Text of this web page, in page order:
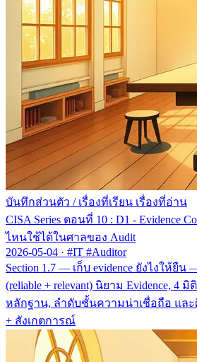
บันทึกส่วนตัว / เรื่องที่เรียน เรื่องที่อ่าน
CISA Series ตอนที่ 10 : D1 - Evidence
ไหนใช้ได้ในศาลของ Audit
2026-05-04 · #IT #Auditor
Section 1.7 — เก็บ evidence ยังไงให้ยืน
(reliable + relevant) นิยาม Evidence, 4
หลักฐาน, ลำดับชั้นความน่าเชื่อถือ แล
+ สังเกตการณ์